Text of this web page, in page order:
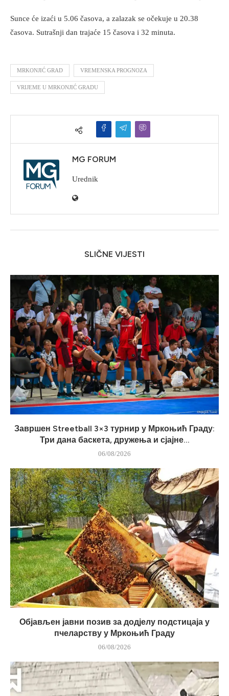
Sunce će izaći u 5.06 časova, a zalazak se očekuje u 20.38
časova. Sutrašnji dan trajaće 15 časova i 32 minuta.
MRKONJIĆ GRAD VREMENSKA PROGNOZA
VRIJEME U MRKONJIĆ GRADU
MG FORUM
Urednik
SLIČNE VIJESTI
Завршен Streetball 3×3 турнир у Мркоњић Граду:
Три дана баскета, дружења и сјајне...
06/08/2026
Објављен јавни позив за додјелу подстицаја у
пчеларству у Мркоњић Граду
06/08/2026